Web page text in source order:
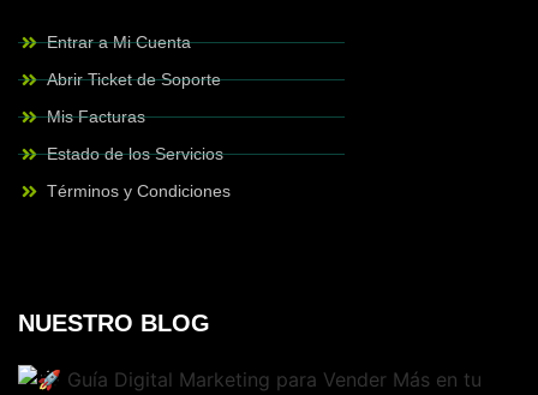
Entrar a Mi Cuenta
Abrir Ticket de Soporte
Mis Facturas
Estado de los Servicios
Términos y Condiciones
NUESTRO BLOG